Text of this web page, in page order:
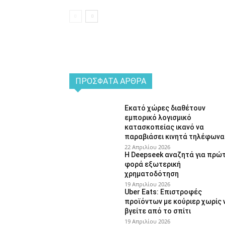
ΠΡΌΣΦΑΤΑ ΆΡΘΡΑ
Εκατό χώρες διαθέτουν
εμπορικό λογισμικό
κατασκοπείας ικανό να
παραβιάσει κινητά τηλέφωνα
22 Απριλίου 2026
Η Deepseek αναζητά για
φορά εξωτερική
χρηματοδότηση
19 Απριλίου 2026
Uber Eats: Επιστροφές
προϊόντων με κούριερ χωρίς
βγείτε από το σπίτι
19 Απριλίου 2026